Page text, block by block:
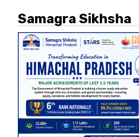
Samagra Sikhsha